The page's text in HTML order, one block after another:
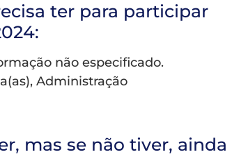
ter para participar
não especificado.
Administração
mas se não tiver, ainda